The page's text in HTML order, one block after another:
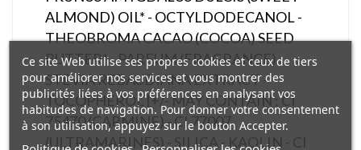
ALMOND) OIL* - OCTYLDODECANOL -
THEOBROMA CACAO (COCOA) SEED
BUTTER* - PARFUM (FRAGRANCE) -
STEVIA REBAUDIANA EXTRACT -
TOCOPHEROL [+/- MAY CONTAIN : CI
75470 (CARMINE) - CI 77007
(ULTRAMARINES) - SILICA - KAOLIN - CI
Ce site Web utilise ses propres cookies et ceux de tiers
pour améliorer nos services et vous montrer des
publicités liées à vos préférences en analysant vos
habitudes de navigation. Pour donner votre consentement
à son utilisation, appuyez sur le bouton Accepter.